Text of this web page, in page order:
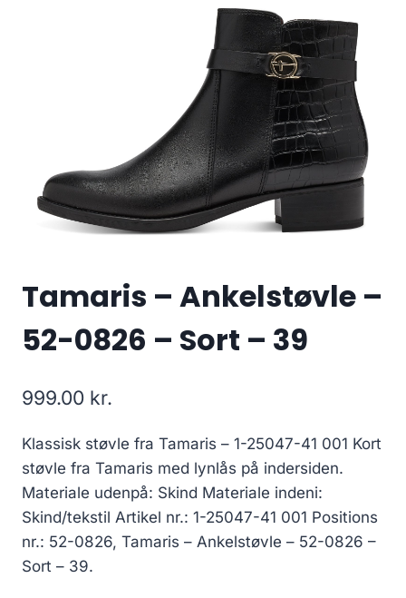
Tamaris – Ankelstøvle –
52-0826 – Sort – 39
999.00 kr.
Klassisk støvle fra Tamaris – 1-25047-41 001 Kort
støvle fra Tamaris med lynlås på indersiden.
Materiale udenpå: Skind Materiale indeni:
Skind/tekstil Artikel nr.: 1-25047-41 001 Positions
nr.: 52-0826, Tamaris – Ankelstøvle – 52-0826 –
Sort – 39.